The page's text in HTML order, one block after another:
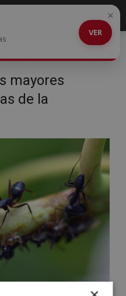
expertos en hormigas de la
mayores
de la
VER
×